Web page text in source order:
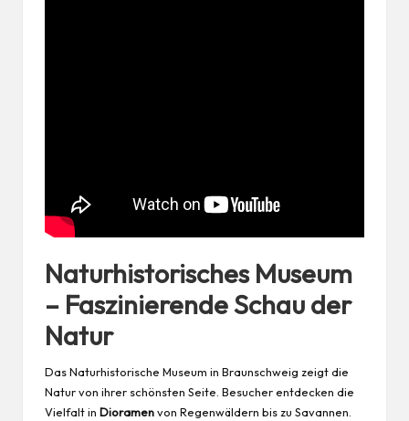
Naturhistorisches Museum
– Faszinierende Schau der
Natur
Das Naturhistorische Museum in Braunschweig zeigt die
Natur von ihrer schönsten Seite. Besucher entdecken die
Vielfalt in Dioramenvon Regenwäldern bis zu Savannen.